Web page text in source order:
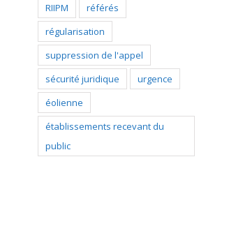
RIIPM
référés
régularisation
suppression de l'appel
sécurité juridique
urgence
éolienne
établissements recevant du
public